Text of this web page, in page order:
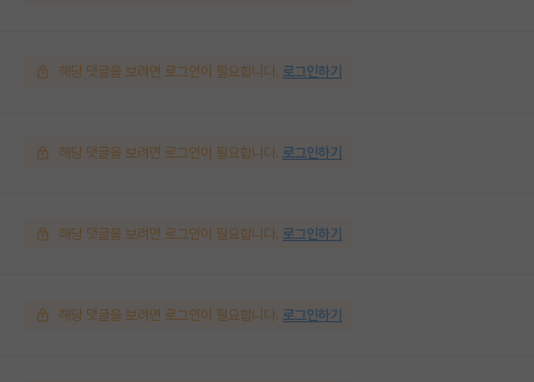
해당 댓글을 보려면 로그인이 필요합니다. 로그인하기
해당 댓글을 보려면 로그인이 필요합니다. 로그인하기
해당 댓글을 보려면 로그인이 필요합니다. 로그인하기
해당 댓글을 보려면 로그인이 필요합니다. 로그인하기